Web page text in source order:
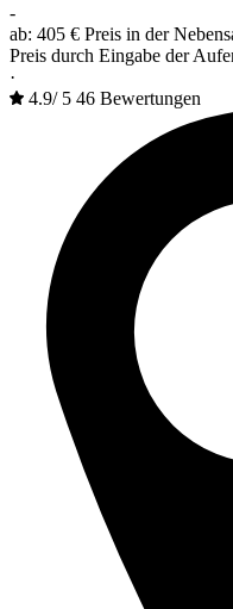
-
ab: 405 € Preis in der
Preis durch Eingabe der
·
4.9/ 5 46 Bewertungen